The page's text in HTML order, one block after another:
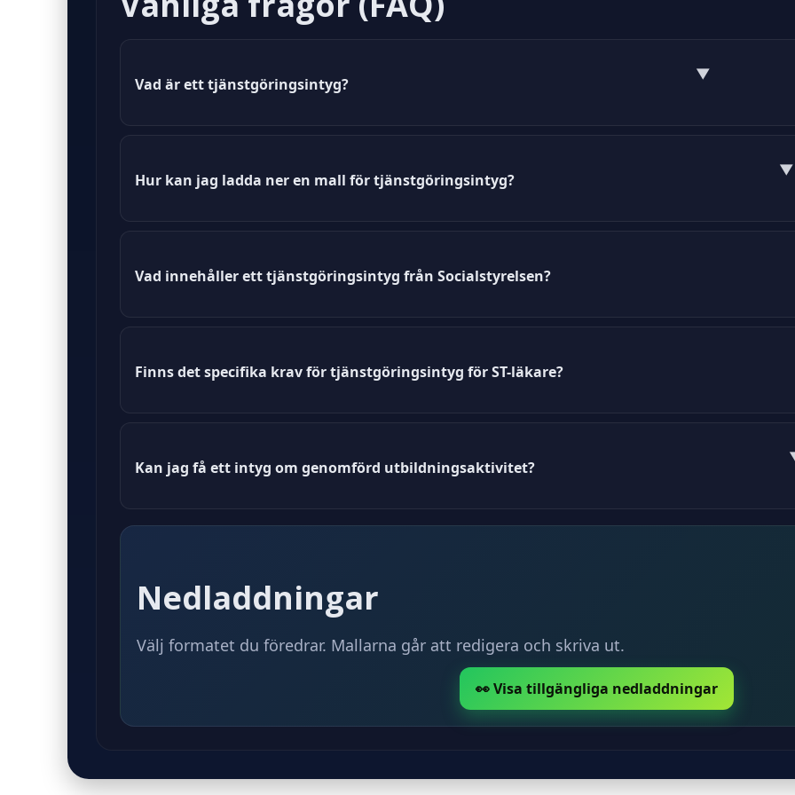
Vad är ett tjänstgöringsintyg?
▼
Hur kan jag ladda ner en mall för tjänstgöringsintyg?
▼
Vad innehåller ett tjänstgöringsintyg från Socialstyrelsen?
Finns det specifika krav för tjänstgöringsintyg för ST-läkare?
Kan jag få ett intyg om genomförd utbildningsaktivitet?
Ja, du kan begära ett intyg om genomförd utbildningsaktivitet via vår webbplats.
Nedladdningar
Välj formatet du föredrar. Mallarna går att redigera och skriva ut.
👀 Visa tillgängliga nedladdningar